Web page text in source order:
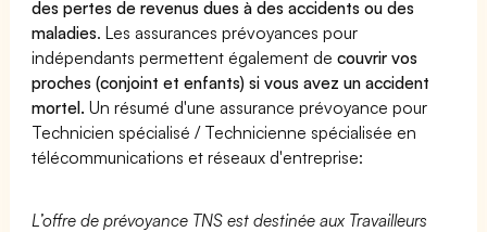
des pertes de revenus dues à des accidents ou des
maladies. Les assurances prévoyances pour
indépendants permettent également decouvrir vos
proches (conjoint et enfants) si vous avez un accident
mortel. Un résumé d'une assurance prévoyance pour
Technicien spécialisé / Technicienne spécialisée en
télécommunications et réseaux d'entreprise:
L’offre de prévoyance TNS est destinée aux Travailleurs